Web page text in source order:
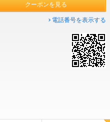
クーポンを見る
電話番号を表示する